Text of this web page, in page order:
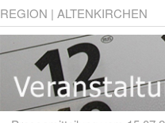
REGION | ALTENKIRCHEN